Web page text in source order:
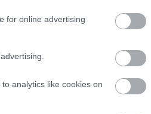
for online advertising
analytics like cookies on